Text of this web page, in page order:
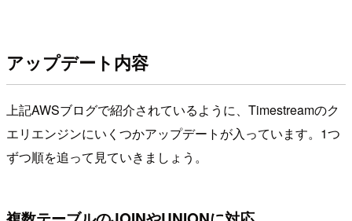
アップデート内容
上記AWSブログで紹介されているように、Timestreamのク
エリエンジンにいくつかアップデートが入っています。1つ
ずつ順を追って見ていきましょう。